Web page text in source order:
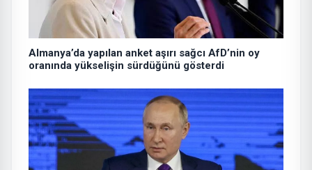
Almanya’da yapılan anket aşırı sağcı AfD’nin oy
oranında yükselişin sürdüğünü gösterdi